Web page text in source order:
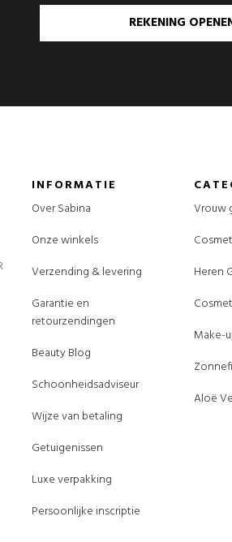
REKENING
INFORMATIE
Over Sabina
Onze winkels
Verzending & levering
Garantie en
retourzendingen
Beauty Blog
Schoonheidsadviseur
Wijze van betaling
Getuigenissen
Luxe verpakking
Persoonlijke inscriptie
Vrouw
Heren
Make-
Aloë